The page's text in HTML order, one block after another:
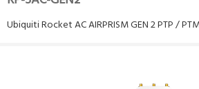
Ubiquiti Rocket AC AIRPRISM GEN 2 PTP /